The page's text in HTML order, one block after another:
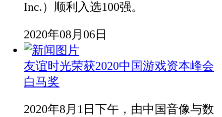
Inc.）顺利入选100强。
2020年08月06日
友谊时光荣获2020中国游戏资本峰会
白马奖
2020年8月1日下午，由中国音像与数